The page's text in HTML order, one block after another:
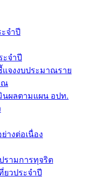
จำปี
ะจำปี
จงงบประมาณราย
ณ
นผลตามแผน อปท.
างต่อเนื่อง
รามการทุจริต
ยวประจำปี